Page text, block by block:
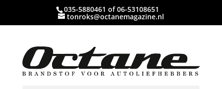
035-5880461 of 06-53108651
tonroks@octanemagazine.nl